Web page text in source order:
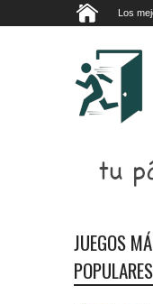
Los
JUEGOS
POPULARES